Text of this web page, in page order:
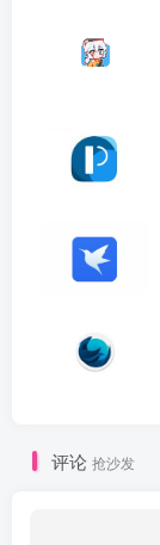
评论 抢沙发